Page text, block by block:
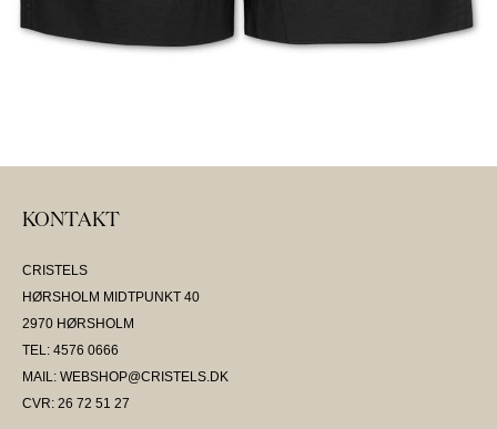
KONTAKT
CRISTELS
HØRSHOLM MIDTPUNKT 40
2970 HØRSHOLM
TEL: 4576 0666
MAIL: WEBSHOP@CRISTELS.DK
CVR: 26 72 51 27